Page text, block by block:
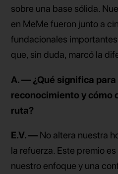
sobre una base sólida.
en MeMe fueron junto a
fundacionales
que, sin duda, marcó la
A. — ¿Qué significa
reconocimiento y cómo
ruta?
E.V. — No altera nuestra
la refuerza. Este premio
nuestro enfoque y una